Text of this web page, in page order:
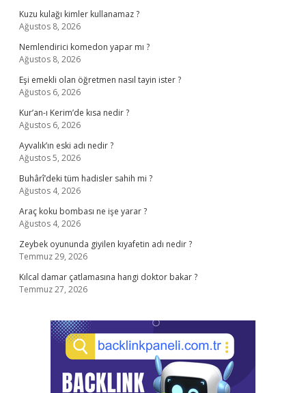
Kuzu kulağı kimler kullanamaz ?
Ağustos 8, 2026
Nemlendirici komedon yapar mı ?
Ağustos 8, 2026
Eşi emekli olan öğretmen nasıl tayin ister ?
Ağustos 6, 2026
Kur’an-ı Kerim’de kısa nedir ?
Ağustos 6, 2026
Ayvalık’ın eski adı nedir ?
Ağustos 5, 2026
Buhârî’deki tüm hadisler sahih mi ?
Ağustos 4, 2026
Araç koku bombası ne işe yarar ?
Ağustos 4, 2026
Zeybek oyununda giyilen kıyafetin adı nedir ?
Temmuz 29, 2026
Kılcal damar çatlamasına hangi doktor bakar ?
Temmuz 27, 2026